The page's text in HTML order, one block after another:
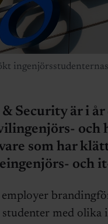
& Security är i
och
som har
och
studenter med